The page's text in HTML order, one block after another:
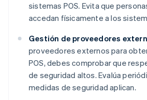
sistemas POS. Evita que
accedan físicamente a los
Gestión de proveedores
proveedores externos para
POS, debes comprobar que
de seguridad altos. Evalúa
medidas de seguridad aplican.